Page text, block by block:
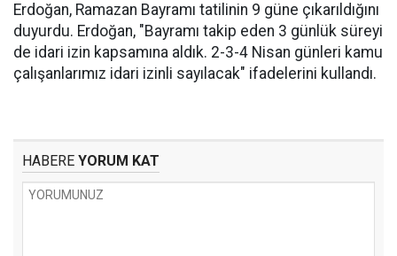
Erdoğan, Ramazan Bayramı tatilinin 9 güne çıkarıldığını
duyurdu. Erdoğan, "Bayramı takip eden 3 günlük süreyi
de idari izin kapsamına aldık. 2-3-4 Nisan günleri kamu
çalışanlarımız idari izinli sayılacak" ifadelerini kullandı.
HABERE YORUM KAT